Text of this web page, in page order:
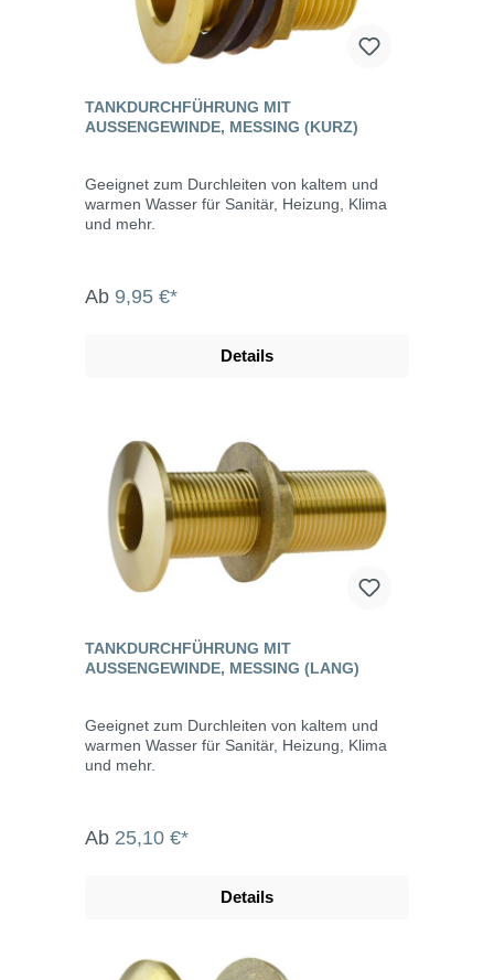
TANKDURCHFÜHRUNG MIT
AUSSENGEWINDE, MESSING (KURZ)
Geeignet zum Durchleiten von kaltem und
warmen Wasser für Sanitär, Heizung, Klima
und mehr.
Ab 9,95 €*
Details
TANKDURCHFÜHRUNG MIT
AUSSENGEWINDE, MESSING (LANG)
Geeignet zum Durchleiten von kaltem und
warmen Wasser für Sanitär, Heizung, Klima
und mehr.
Ab 25,10 €*
Details